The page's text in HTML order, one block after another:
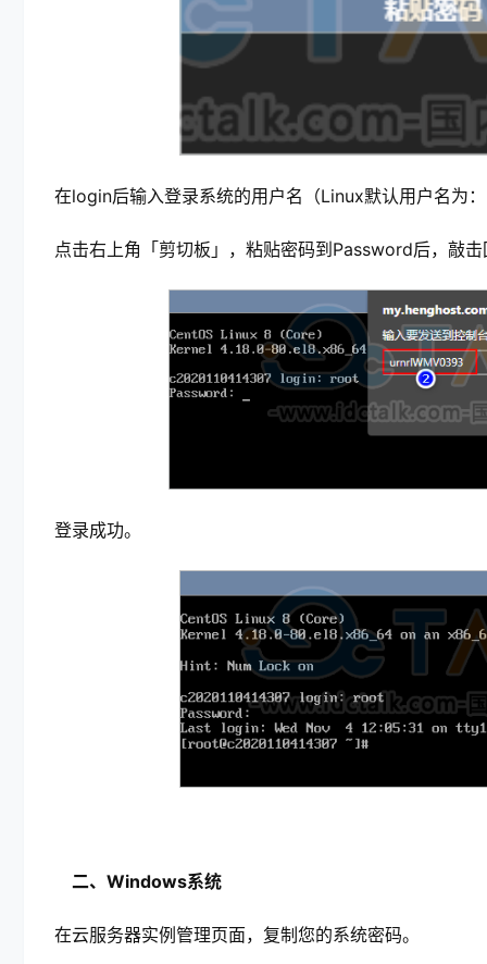
在login后输入登录系统的用户名（Linux默认用户名为
点击右上角「剪切板」，粘贴密码到Password后，敲
登录成功。
二、Windows系统
在云服务器实例管理页面，复制您的系统密码。